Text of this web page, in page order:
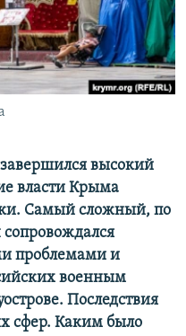
высокий
власти Крыма
Самый сложный, по
проблемами и
военным
Последствия
сфер. Каким было